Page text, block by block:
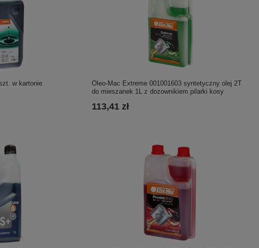
w kartonie
Oleo-Mac Extreme 001001603 syntetyczny olej 2T
do mieszanek 1L z dozownikiem pilarki kosy
113,41 zł